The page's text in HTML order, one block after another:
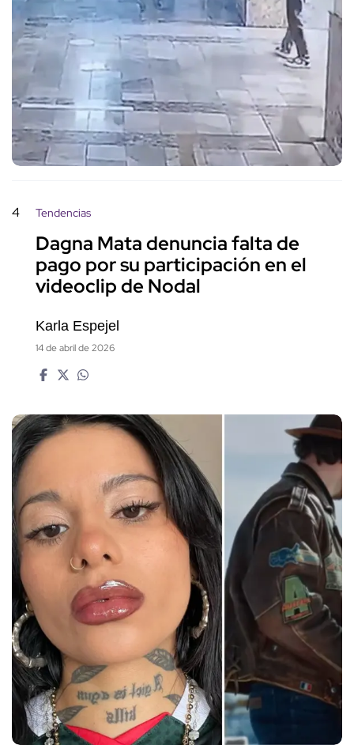
4 Tendencias
Dagna Mata denuncia falta de
pago por su participación en el
videoclip de Nodal
Karla Espejel
14 de abril de 2026